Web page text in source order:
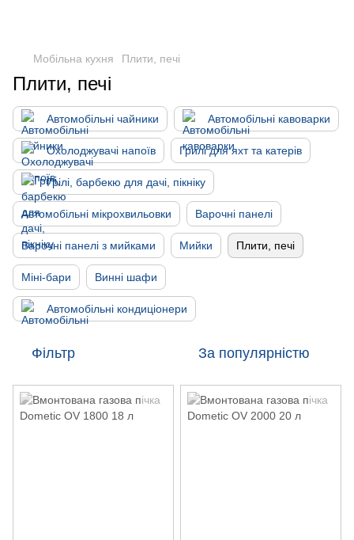
Мобільна кухня Плити, печі
Плити, печі
Автомобільні чайники Автомобільні кавоварки
Охолоджувачі напоїв Грилі для яхт та катерів
Грілі, барбекю для дачі, пікніку
Автомобільні мікрохвильовки Варочні панелі
Варочні панелі з мийками Мийки Плити, печі
Міні-бари Винні шафи
Автомобільні кондиціонери
Фільтр За популярністю